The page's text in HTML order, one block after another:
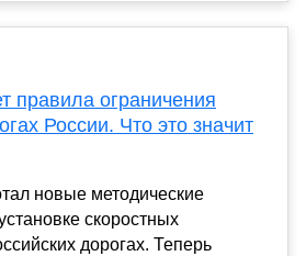
правила ограничения
России. Что это значит
новые методические
скоростных
дорогах. Теперь